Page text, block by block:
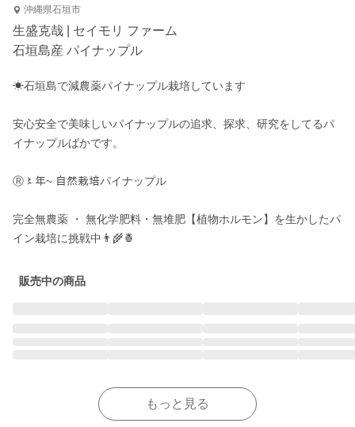
沖縄県石垣市
生盛克哉 | セイモリ ファーム
石垣島産 パイナップル
☀︎石垣島で減農薬パイナップル栽培しています
安心安全で美味しいパイナップルの追求、探求、研究をしてるパ
イナップルばかです。
Ⓡ〻年~ 自然栽培パイナップル
完全無農薬 ・ 無化学肥料・無堆肥【植物ホルモン】を生かしたパ
イン栽培に挑戦中👨‍🌾🍍
販売中の商品
もっと見る